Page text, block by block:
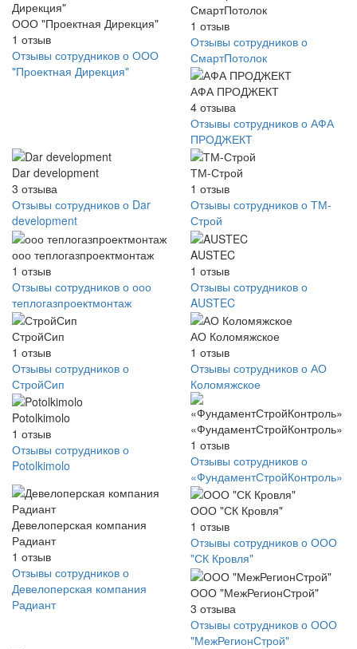
ООО "Проектная Дирекция"
1 отзыв
Отзывы сотрудников о ООО
"Проектная Дирекция"
СмартПотолок
1 отзыв
Отзывы сотрудников о
СмартПотолок
АФА ПРОДЖЕКТ
4 отзыва
Отзывы сотрудников о АФА
ПРОДЖЕКТ
Dar development
3 отзыва
Отзывы сотрудников о Dar
development
ТМ-Строй
1 отзыв
Отзывы сотрудников о ТМ-
Строй
ооо теплогазпроектмонтаж
1 отзыв
Отзывы сотрудников о ооо
теплогазпроектмонтаж
AUSTEC
1 отзыв
Отзывы сотрудников о
AUSTEC
СтройСип
1 отзыв
Отзывы сотрудников о
СтройСип
АО Коломяжское
1 отзыв
Отзывы сотрудников о АО
Коломяжское
Potolkimolo
1 отзыв
Отзывы сотрудников о
Potolkimolo
«ФундаментСтройКонтроль»
1 отзыв
Отзывы сотрудников о
«ФундаментСтройКонтроль»
Девелоперская компания
Радиант
1 отзыв
Отзывы сотрудников о
Девелоперская компания
Радиант
ООО "СК Кровля"
1 отзыв
Отзывы сотрудников о ООО
"СК Кровля"
ООО "МежРегионСтрой"
3 отзыва
Отзывы сотрудников о ООО
"МежРегионСтрой"